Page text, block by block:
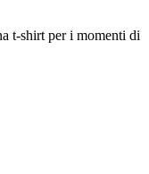
t-shirt per i momenti di